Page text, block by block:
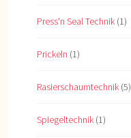
Press'n Seal Technik (1)
Prickeln (1)
Rasierschaumtechnik (5)
Spiegeltechnik (1)